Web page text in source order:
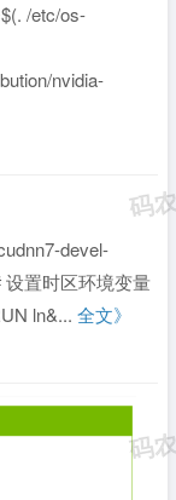
/etc/os-
nvidia-
devel-
ENV TZ=Asia/Shanghai RUN ln&...全文》